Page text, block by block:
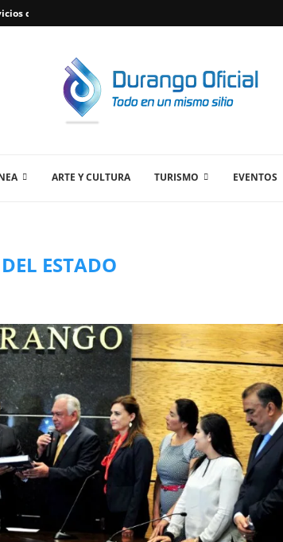
de Plomería Confiables en Durango,...
ARTE Y CULTURA TURISMO EVENTOS
ESTADO